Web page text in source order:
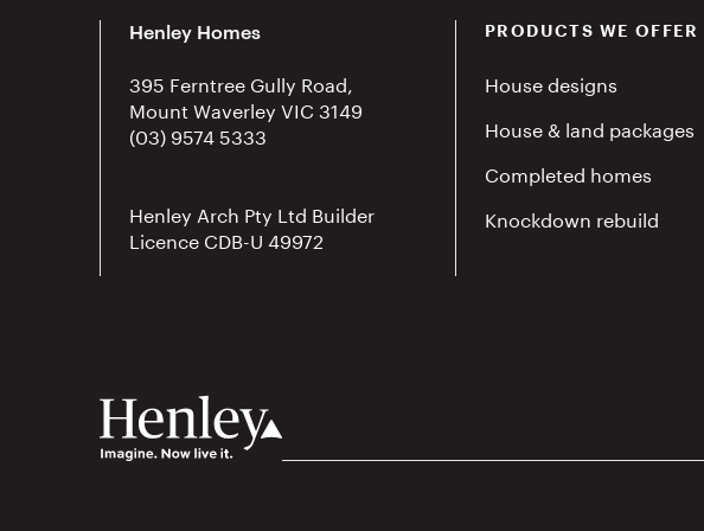
Henley Homes
395 Ferntree Gully Road,
Mount Waverley VIC 3149
(03) 9574 5333
Henley Arch Pty Ltd Builder
Licence CDB-U 49972
PRODUCTS WE OFFER
House designs
House & land packages
Completed homes
Knockdown rebuild